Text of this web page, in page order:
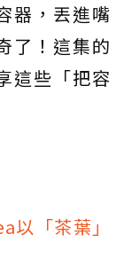
器，丟進嘴
了！這集的
這些「把容
「茶葉」